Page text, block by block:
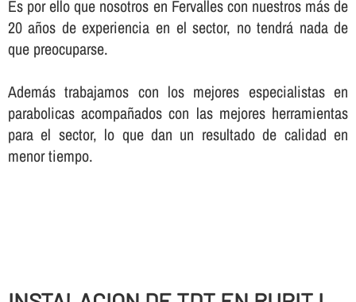
Es por ello que nosotros en Fervalles con nuestros más de
20 años de experiencia en el sector, no tendrá nada de
que preocuparse.
Además trabajamos con los mejores especialistas en
parabolicas acompañados con las mejores herramientas
para el sector, lo que dan un resultado de calidad en
menor tiempo.